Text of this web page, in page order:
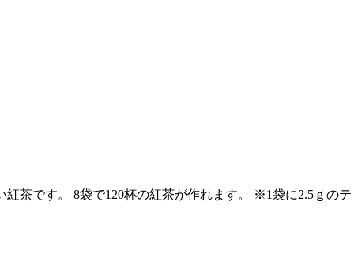
茶です。 8袋で120杯の紅茶が作れます。 ※1袋に2.5ｇのテ